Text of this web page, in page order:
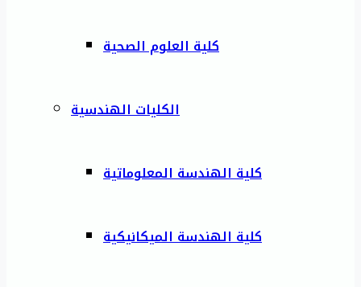
كلية العلوم الصحية
الكليات الهندسية
كلية الهندسة المعلوماتية
كلية الهندسة الميكانيكية